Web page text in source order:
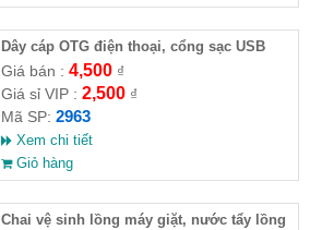
Dây cáp OTG điện thoại, cổng sạc USB
Giá bán : 4,500₫
Giá sỉ VIP : 2,500₫
Mã SP: 2963
Xem chi tiết
Giỏ hàng
Chai vệ sinh lồng máy giặt, nước tẩy lồng